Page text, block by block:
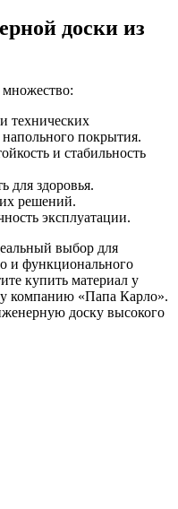
доски из
множество:
технических
покрытия.
и стабильность
для здоровья.
решений.
эксплуатации.
выбор для
и функционального
купить материал у
компанию «Папа Карло».
доску высокого